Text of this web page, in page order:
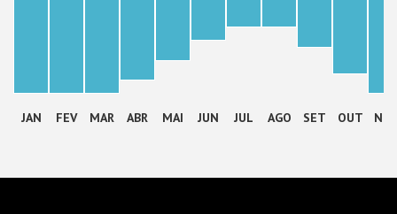
JAN FEV MAR ABR MAI JUN JUL AGO SET OUT NOV